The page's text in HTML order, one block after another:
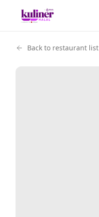
Back to restaurant list